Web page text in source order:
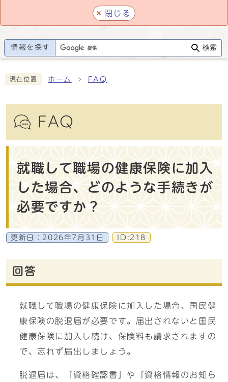
閉じる
情報を探す 検索
現在位置 ホーム FAQ
FAQ
就職して職場の健康保険に加入
した場合、どのような手続きが
必要ですか？
更新日： 2026年7月31日 ID:218
回答
就職して職場の健康保険に加入した場合、国民健
康保険の脱退届が必要です。届出されないと国民
健康保険に加入し続け、保険料も請求されますの
で、忘れず届出しましょう。
脱退届は、「資格確認書」や「資格情報のお知ら